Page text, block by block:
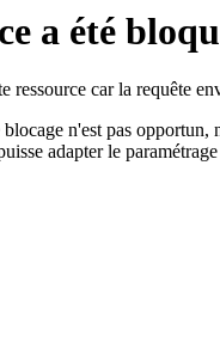
a été
car la requête
n'est pas
adapter le